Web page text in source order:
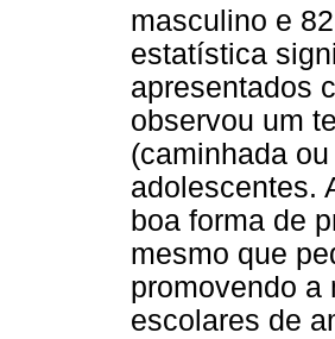
masculino e
estatística
apresentados
observou um
(caminhada
adolescentes.
boa forma de
mesmo que
promovendo a
escolares de